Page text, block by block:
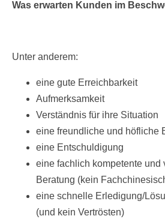
Was erwarten Kunden im
Unter anderem:
eine gute Erreichbarkeit
Aufmerksamkeit
Verständnis für ihre Situation
eine freundliche und höfliche
eine Entschuldigung
eine fachlich kompetente und
Beratung (kein
eine schnelle Erledigung/
(und kein Vertrösten)